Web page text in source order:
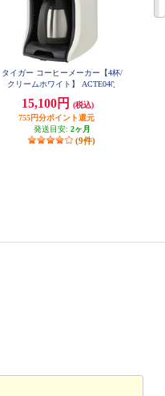
タイガー コーヒーメーカー【4杯/
クリームホワイト】 ACTE040
15,100円
(税込)
755円分ポイント還元
発送目安: 2ヶ月
(9件)